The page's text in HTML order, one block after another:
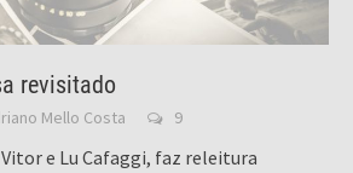
revisitado
Mello Costa 9
e Lu Cafaggi, faz releitura